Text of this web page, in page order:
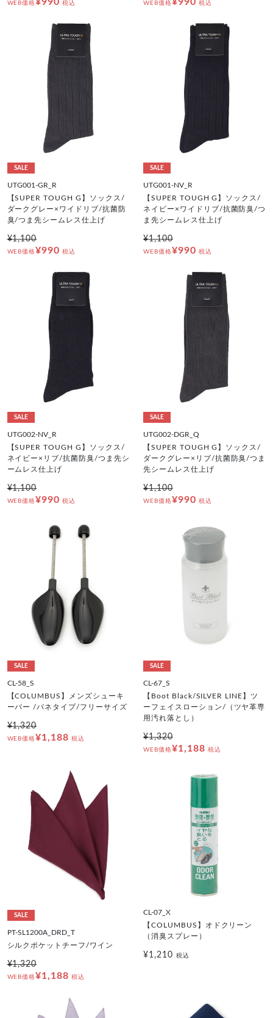
WEB価格 税込 WEB価格 税込
SALE
UTG001-GR_R
【SUPER TOUGH G】ソックス/
ダークグレー×ワイドリブ/抗菌防
臭/つま先シームレス仕上げ
¥1,100
WEB価格¥990 税込
SALE
UTG001-NV_R
【SUPER TOUGH G】ソックス/
ネイビー×ワイドリブ/抗菌防臭/つ
ま先シームレス仕上げ
¥1,100
WEB価格¥990 税込
SALE
UTG002-NV_R
【SUPER TOUGH G】ソックス/
ネイビー×リブ/抗菌防臭/つま先シ
ームレス仕上げ
¥1,100
WEB価格¥990 税込
SALE
UTG002-DGR_Q
【SUPER TOUGH G】ソックス/
ダークグレー×リブ/抗菌防臭/つま
先シームレス仕上げ
¥1,100
WEB価格¥990 税込
SALE
CL-58_S
【COLUMBUS】メンズシューキ
ーパー /バネタイプ/フリーサイズ
¥1,320
WEB価格¥1,188 税込
SALE
CL-67_S
【Boot Black/SILVER LINE】ツ
ーフェイスローション/（ツヤ革専
用汚れ落とし）
¥1,320
WEB価格¥1,188 税込
SALE
PT-SL1200A_DRD_T
シルクポケットチーフ/ワイン
¥1,320
WEB価格¥1,188 税込
CL-07_X
【COLUMBUS】オドクリーン
（消臭スプレー）
¥1,210 税込